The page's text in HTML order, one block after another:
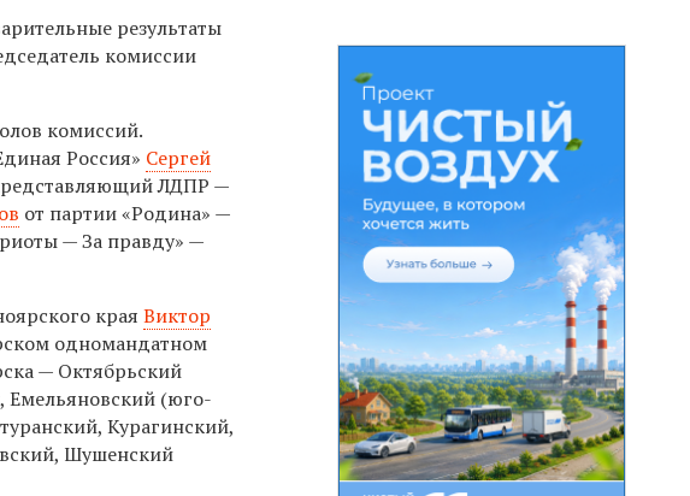
результаты
комиссии
комиссий.
Россия» Сергей
ЛДПР —
от партии «Родина» —
— За правду» —
краяВиктор
одномандатном
— Октябрьский
Емельяновский (юго-
Курагинский,
Шушенский